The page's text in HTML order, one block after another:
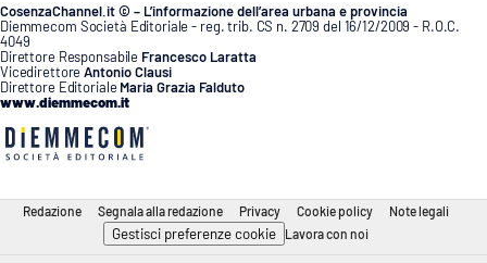
CosenzaChannel.it © – L’informazione dell’area urbana e provincia
Diemmecom Società Editoriale - reg. trib. CS n. 2709 del 16/12/2009 - R.O.C.
4049
Direttore Responsabile Francesco Laratta
VicedirettoreAntonio Clausi
Direttore Editoriale Maria Grazia Falduto
www.diemmecom.it
Redazione Segnala alla redazione Privacy Cookie policy Note legali
Gestisci preferenze cookie Lavora con noi